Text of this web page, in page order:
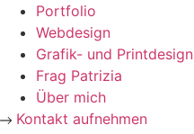
Portfolio
Webdesign
Grafik- und Printdesign
Frag Patrizia
Über mich
Kontakt aufnehmen